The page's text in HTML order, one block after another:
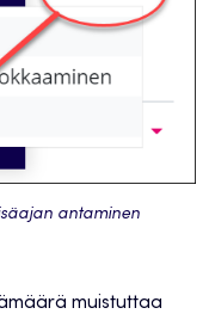
antaminen
muistuttaa